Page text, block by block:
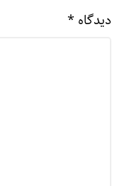
دیدگاه *